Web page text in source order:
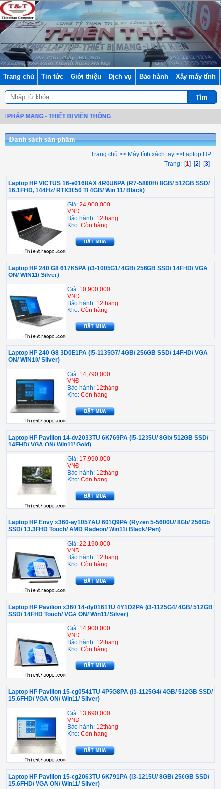
Trang chủ Tin tức Giới thiệu Dịch vụ Bảo hành Xây máy tính
MẠNG - THIẾT BỊ VIỄN THÔNG
Danh sách sản phẩm
Trang chủ >> Máy tính xách tay >>Laptop HP
Trang: [1] [2] [3]
Laptop HP VICTUS 16-e0168AX 4R0U6PA (R7-5800H/ 8GB/ 512GB SSD/
16.1FHD, 144Hz/ RTX3050 TI 4GB/ Win 11/ Black)
Giá: 24,900,000
VNĐ
Bảo hành: 12tháng
Kho: Còn hàng
Laptop HP 240 G8 617K5PA (i3-1005G1/ 4GB/ 256GB SSD/ 14FHD/ VGA
ON/ WIN11/ Silver)
Giá: 10,900,000
VNĐ
Bảo hành: 12tháng
Kho: Còn hàng
Laptop HP 240 G8 3D0E1PA (i5-1135G7/ 4GB/ 256GB SSD/ 14FHD/ VGA
ON/ WIN10/ Silver)
Giá: 14,790,000
VNĐ
Bảo hành: 12tháng
Kho: Còn hàng
Laptop HP Pavilion 14-dv2033TU 6K769PA (i5-1235U/ 8Gb/ 512GB SSD/
14FHD/ VGA ON/ Win11/ Gold)
Giá: 17,990,000
VNĐ
Bảo hành: 12tháng
Kho: Còn hàng
Laptop HP Envy x360-ay1057AU 601Q9PA (Ryzen 5-5600U/ 8Gb/ 256Gb
SSD/ 13.3FHD Touch/ AMD Radeon/ Win11/ Black/ Pen)
Giá: 22,190,000
VNĐ
Bảo hành: 12tháng
Kho: Còn hàng
Laptop HP Pavilion x360 14-dy0161TU 4Y1D2PA (i3-1125G4/ 4GB/ 512GB
SSD/ 14FHD Touch/ VGA ON/ Win11/ Silver)
Giá: 14,900,000
VNĐ
Bảo hành: 12tháng
Kho: Còn hàng
Laptop HP Pavilion 15-eg0541TU 4P5G8PA (i3-1125G4/ 4GB/ 512GB SSD/
15.6FHD/ VGA ON/ Win11/ Silver)
Giá: 13,690,000
VNĐ
Bảo hành: 12tháng
Kho: Còn hàng
Laptop HP Pavilion 15-eg2063TU 6K791PA (i3-1215U/ 8GB/ 256GB SSD/
15.6FHD/ VGA ON/ Win11/ Silver)